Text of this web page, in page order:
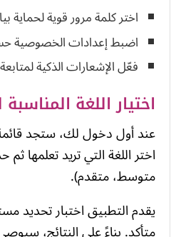
اختر كلمة مرور قوية لحماية
اضبط إعدادات الخصوصية
فعّل الإشعارات الذكية
اختيار اللغة
اختر اللغة التي تريد تعلمها
متوسط، متقدم).
يقدم التطبيق اختبار تحديد